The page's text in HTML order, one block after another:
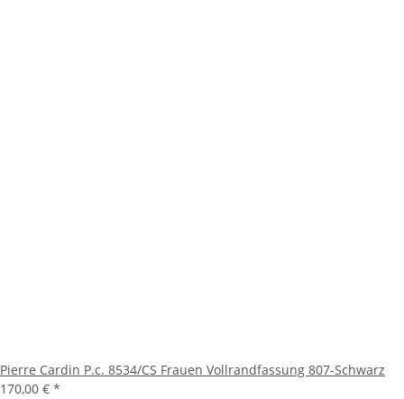
Pierre Cardin P.c. 8534/CS Frauen Vollrandfassung 807-Schwarz
170,00 € *